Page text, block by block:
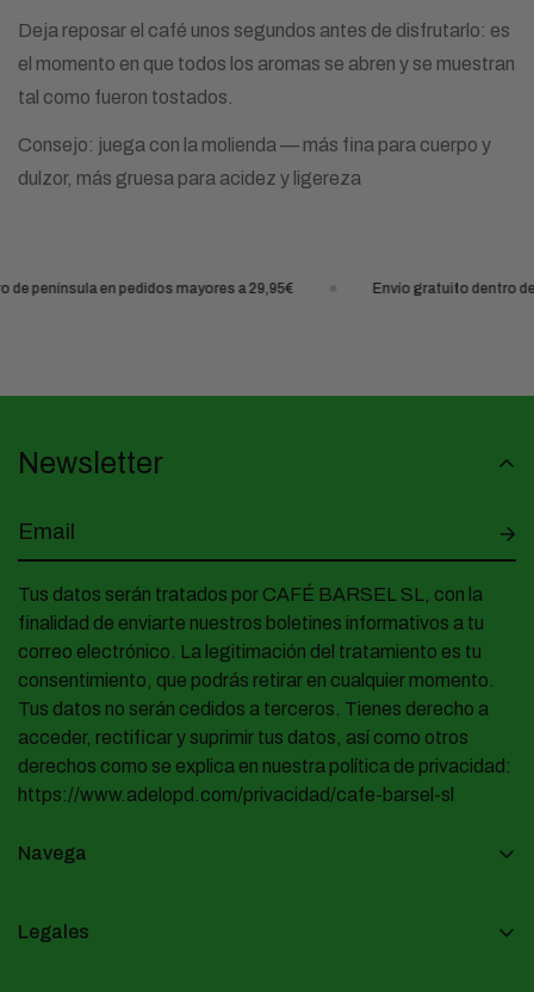
Deja reposar el café unos segundos antes de disfrutarlo: es
el momento en que todos los aromas se abren y se muestran
tal como fueron tostados.
Consejo: juega con la molienda — más fina para cuerpo y
dulzor, más gruesa para acidez y ligereza
en pedidos mayores a 29,95€ Envío gratuito dentro de
Newsletter
Tus datos serán tratados por CAFÉ BARSEL SL, con la
finalidad de enviarte nuestros boletines informativos a tu
correo electrónico. La legitimación del tratamiento es tu
consentimiento, que podrás retirar en cualquier momento.
Tus datos no serán cedidos a terceros. Tienes derecho a
acceder, rectificar y suprimir tus datos, así como otros
derechos como se explica en nuestra política de privacidad:
https://www.adelopd.com/privacidad/cafe-barsel-sl
Navega
Tienda
Legales